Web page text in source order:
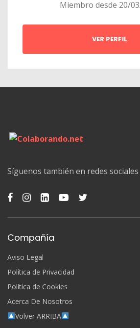
Miembro desde 20/
VER PERFIL
Síguenos también en redes sociales
Compañía
Aviso Legal
Política de Privacidad
Política de Cookies
Acerca De Nosotros
Volver ARRIBA